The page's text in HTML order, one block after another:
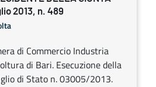
2013, n. 489
di Commercio Industria
di Bari. Esecuzione della
di Stato n. 03005/2013.